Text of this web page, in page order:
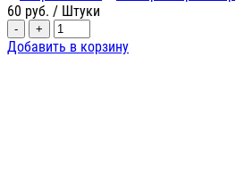
60 руб. / Штуки
- +
Добавить в корзину